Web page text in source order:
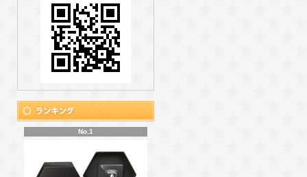
No.1